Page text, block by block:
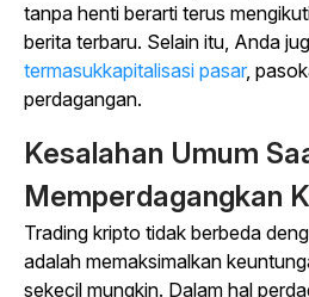
tanpa henti berarti terus
berita terbaru. Selain itu, Anda
termasukkapitalisasi pasar,
perdagangan.
Kesalahan Umum
Memperdagangkan
Trading kripto tidak berbeda
adalah memaksimalkan
sekecil mungkin. Dalam hal